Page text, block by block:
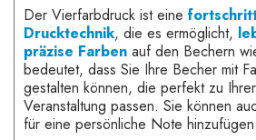
Der Vierfarbdruck ist eine
Drucktechnik, die es ermöglicht,
präzise Farben auf den Bechern
bedeutet, dass Sie Ihre Becher mit
gestalten können, die perfekt zu
Veranstaltung passen. Sie können
für eine persönliche Note hinzufügen.